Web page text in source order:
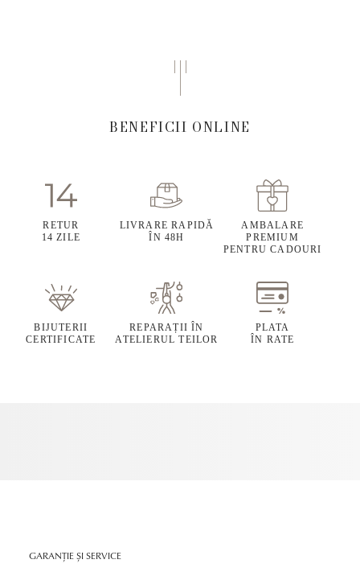
BENEFICII ONLINE
RETUR
14 ZILE
LIVRARE RAPIDĂ
ÎN 48H
AMBALARE
PREMIUM
PENTRU CADOURI
BIJUTERII
CERTIFICATE
REPARAȚII ÎN
ATELIERUL TEILOR
PLATA
ÎN RATE
GARANȚIE ȘI SERVICE